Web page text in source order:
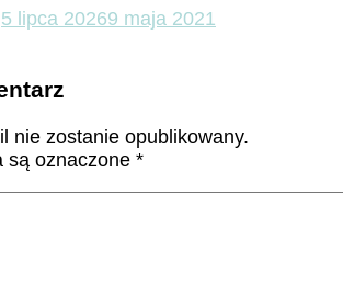
5 lipca 20269 maja 2021
nie zostanie opublikowany.
są oznaczone *